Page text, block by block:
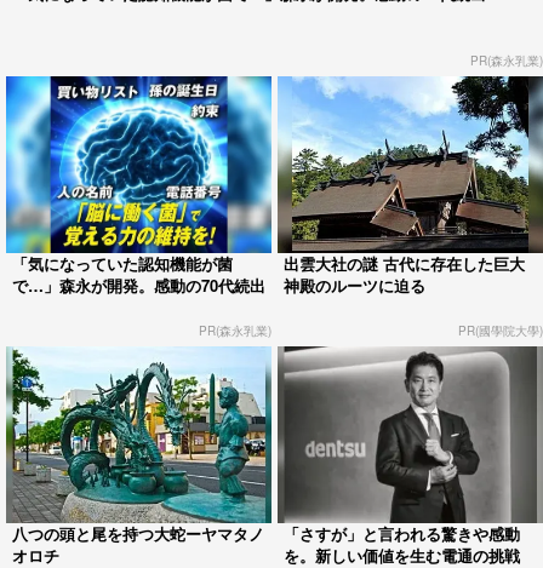
PR(森永乳業)
「気になっていた認知機能が菌
で…」森永が開発。感動の70代続出
PR(森永乳業)
出雲大社の謎 古代に存在した巨大
神殿のルーツに迫る
PR(國學院大學)
八つの頭と尾を持つ大蛇ーヤマタノ
オロチ
「さすが」と言われる驚きや感動
を。新しい価値を生む電通の挑戦